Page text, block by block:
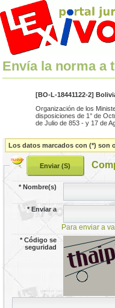
Envía la norma a
[BO-L-18441122-2]
Organización de los
disposiciones de 1° de
de Julio de 853 - y 17 de
Los datos marcados con (*) son
*Nombre(s)
*Enviar a
Para enviar a
*Código se
seguridad